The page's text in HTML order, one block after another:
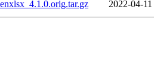
2022-04-